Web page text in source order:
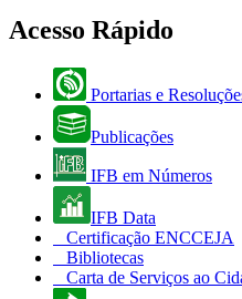
Acesso Rápido
Portarias e
Publicações
IFB em Números
IFB Data
Certificação ENCCEJA
Bibliotecas
Carta de Serviços ao